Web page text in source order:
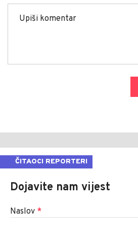
ČITAOCI REPORTERI
Dojavite nam vijest
Naslov *